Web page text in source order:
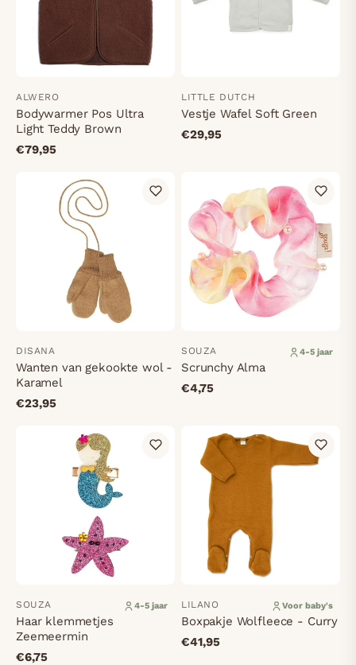
ALWERO
Bodywarmer Pos Ultra
Light Teddy Brown
€79,95
LITTLE DUTCH
Vestje Wafel Soft Green
€29,95
DISANA
Wanten van gekookte wol -
Karamel
€23,95
SOUZA 4-5 jaar
Scrunchy Alma
€4,75
SOUZA 4-5 jaar
Haar klemmetjes
Zeemeermin
€6,75
LILANO Voor baby's
Boxpakje Wolfleece - Curry
€41,95